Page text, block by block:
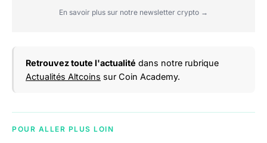
En savoir plus sur notre newsletter crypto →
Retrouvez toute l'actualité dans notre rubrique
Actualités Altcoins sur Coin Academy.
POUR ALLER PLUS LOIN